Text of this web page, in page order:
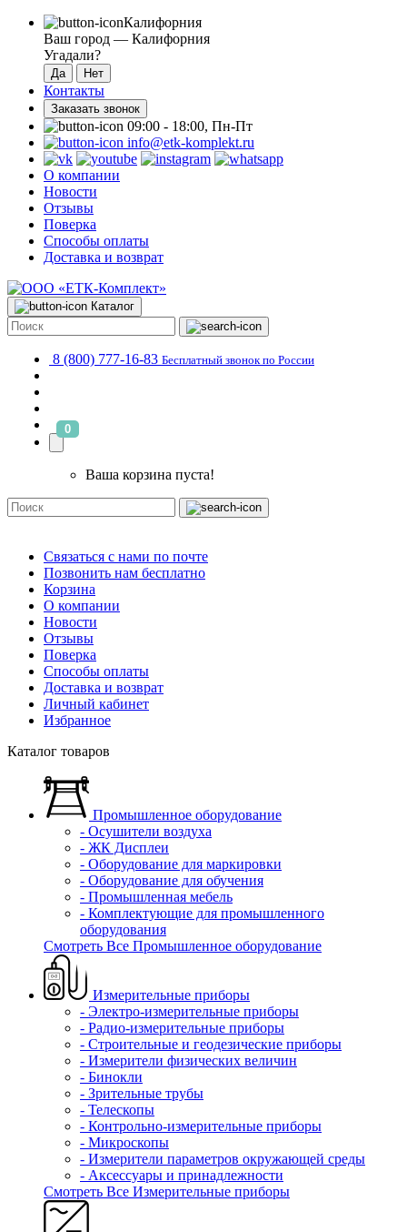
Калифорния
Ваш город — Калифорния
Угадали?
Контакты
Заказать звонок
09:00 - 18:00, Пн-Пт
info@etk-komplekt.ru
О компании
Новости
Отзывы
Поверка
Способы оплаты
Доставка и возврат
Каталог
8 (800) 777-16-83 Бесплатный звонок по России
0
Ваша корзина пуста!
Связаться с нами по почте
Позвонить нам бесплатно
Корзина
О компании
Новости
Отзывы
Поверка
Способы оплаты
Доставка и возврат
Личный кабинет
Избранное
Каталог товаров
Промышленное оборудование
- Осушители воздуха
- ЖК Дисплеи
- Оборудование для маркировки
- Оборудование для обучения
- Промышленная мебель
- Комплектующие для промышленного
оборудования
Смотреть Все Промышленное оборудование
Измерительные приборы
- Электро-измерительные приборы
- Радио-измерительные приборы
- Строительные и геодезические приборы
- Измерители физических величин
- Бинокли
- Зрительные трубы
- Телескопы
- Контрольно-измерительные приборы
- Микроскопы
- Измерители параметров окружающей среды
- Аксессуары и принадлежности
Смотреть Все Измерительные приборы